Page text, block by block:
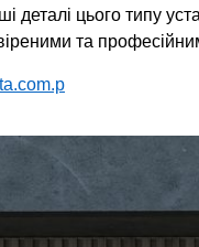
деталі цього типу
та